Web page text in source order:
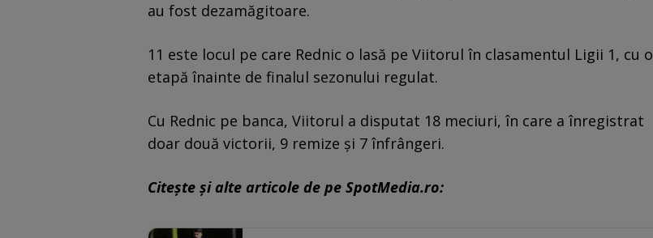
au fost dezamăgitoare.
11 este locul pe care Rednic o lasă pe Viitorul în clasamentul Ligii 1, cu o
etapă înainte de finalul sezonului regulat.
Cu Rednic pe banca, Viitorul a disputat 18 meciuri, în care a înregistrat
doar două victorii, 9 remize și 7 înfrângeri.
Citește și alte articole de pe SpotMedia.ro: